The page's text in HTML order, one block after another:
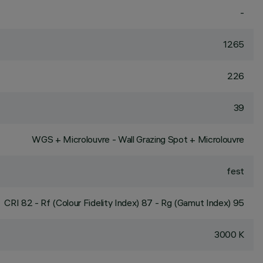
-
1265
226
39
WGS + Microlouvre - Wall Grazing Spot + Microlouvre
fest
CRI 82 - Rf (Colour Fidelity Index) 87 - Rg (Gamut Index) 95
3000 K